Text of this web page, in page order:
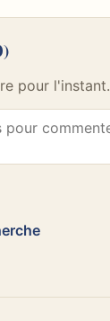
pour l'instant.